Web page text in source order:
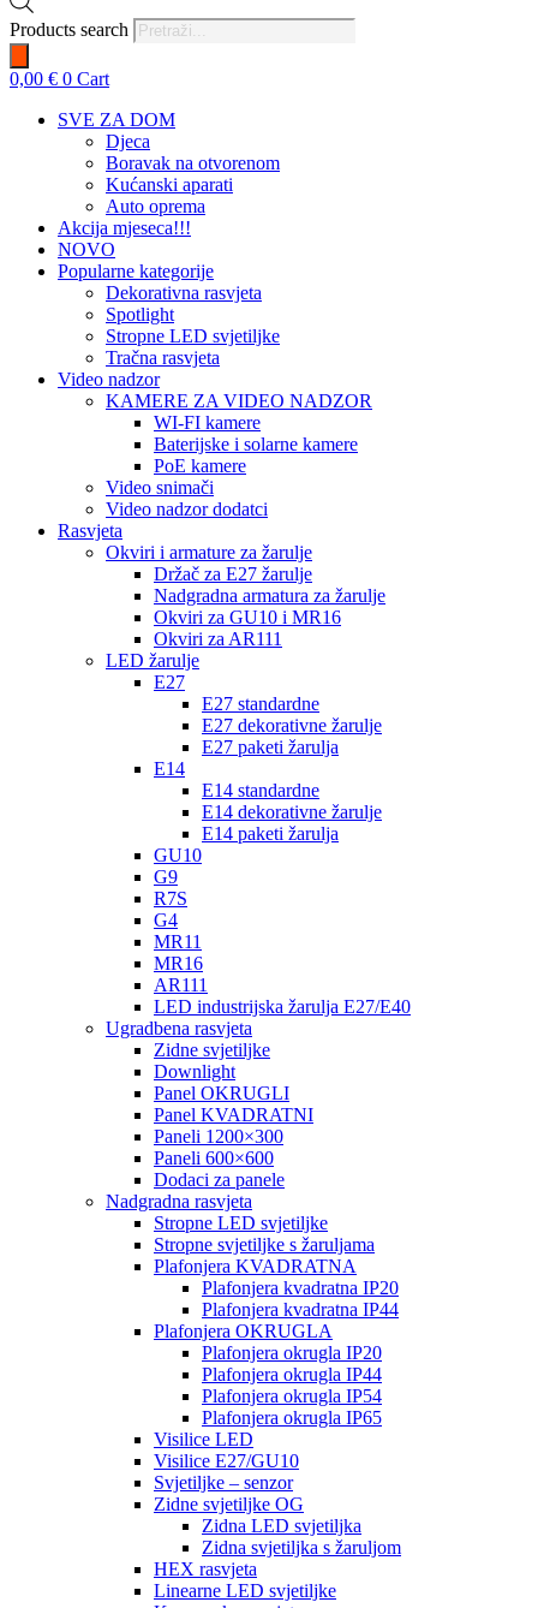
Products search
0,00 € 0 Cart
SVE ZA DOM
Djeca
Boravak na otvorenom
Kućanski aparati
Auto oprema
Akcija mjeseca!!!
NOVO
Popularne kategorije
Dekorativna rasvjeta
Spotlight
Stropne LED svjetiljke
Tračna rasvjeta
Video nadzor
KAMERE ZA VIDEO NADZOR
WI-FI kamere
Baterijske i solarne kamere
PoE kamere
Video snimači
Video nadzor dodatci
Rasvjeta
Okviri i armature za žarulje
Držač za E27 žarulje
Nadgradna armatura za žarulje
Okviri za GU10 i MR16
Okviri za AR111
LED žarulje
E27
E27 standardne
E27 dekorativne žarulje
E27 paketi žarulja
E14
E14 standardne
E14 dekorativne žarulje
E14 paketi žarulja
GU10
G9
R7S
G4
MR11
MR16
AR111
LED industrijska žarulja E27/E40
Ugradbena rasvjeta
Zidne svjetiljke
Downlight
Panel OKRUGLI
Panel KVADRATNI
Paneli 1200×300
Paneli 600×600
Dodaci za panele
Nadgradna rasvjeta
Stropne LED svjetiljke
Stropne svjetiljke s žaruljama
Plafonjera KVADRATNA
Plafonjera kvadratna IP20
Plafonjera kvadratna IP44
Plafonjera OKRUGLA
Plafonjera okrugla IP20
Plafonjera okrugla IP44
Plafonjera okrugla IP54
Plafonjera okrugla IP65
Visilice LED
Visilice E27/GU10
Svjetiljke – senzor
Zidne svjetiljke OG
Zidna LED svjetiljka
Zidna svjetiljka s žaruljom
HEX rasvjeta
Linearne LED svjetiljke